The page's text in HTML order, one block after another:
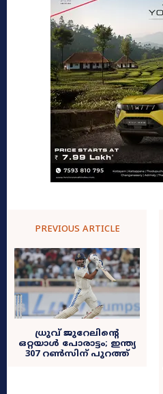
PREVIOUS ARTICLE
ധ്രുവ് ജുറേലിന്റെ
ഒറ്റയാൾ പോരാട്ടം; ഇന്ത്യ
307 റൺസിന് പുറത്ത്